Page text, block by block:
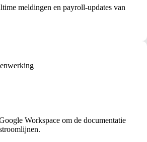
meldingen en payroll-updates van
Workspace om de documentatie